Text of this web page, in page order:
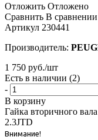
Отложить Отложено
Сравнить В сравнении
Артикул 230441
Производитель:
1 750 руб./шт
Есть в наличии (2)
-
В корзину
Гайка вторичного
2.3JTD
Внимание!